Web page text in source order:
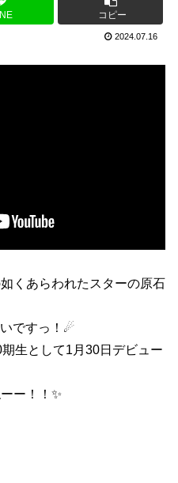
コピー
2024.07.16
くあらわれたスターの原石
ですっ！☄
生として1月30日デビュー
ー！！✨